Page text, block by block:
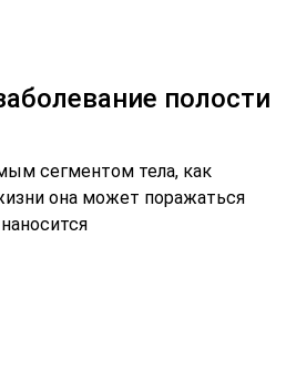
полости
сегментом тела, как
она может поражаться